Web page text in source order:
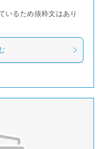
いるため抜粋文はあり